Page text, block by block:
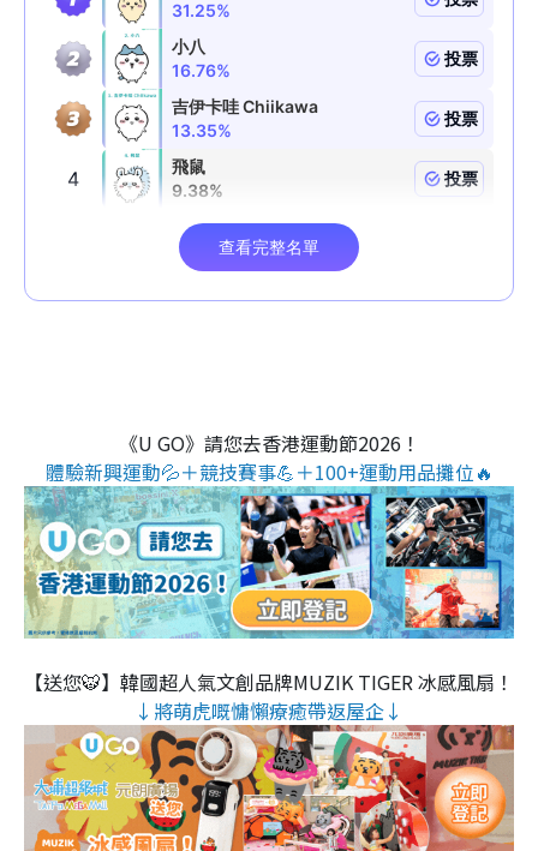
《U GO》請您去香港運動節2026！
體驗新興運動💦＋競技賽事💪＋100+運動用品攤位🔥
【送您🐯】韓國超人氣文創品牌MUZIK TIGER 冰感風扇！
↓將萌虎嘅慵懶療癒帶返屋企↓